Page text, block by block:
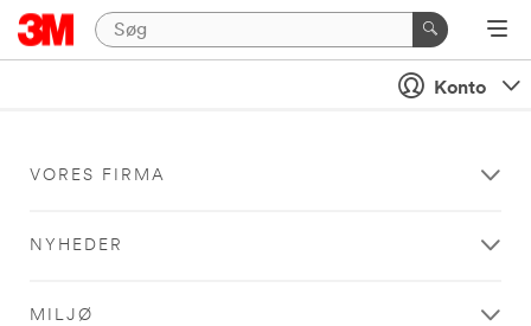
Konto
VORES FIRMA
NYHEDER
MILJØ